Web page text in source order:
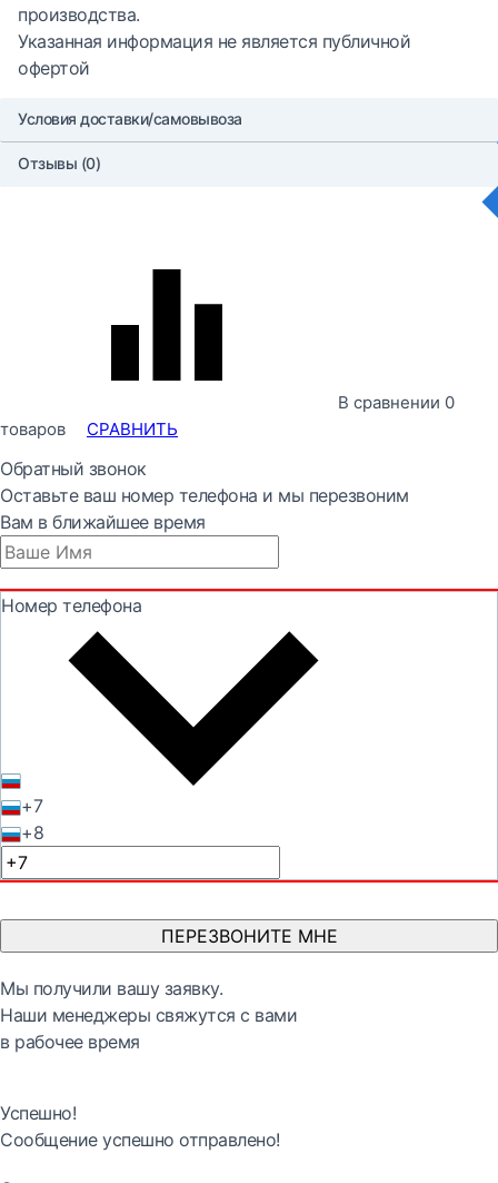
производства.
Указанная информация не является публичной
офертой
Условия доставки/самовывоза
Отзывы (0)
В сравнении 0
товаров
СРАВНИТЬ
Обратный звонок
Оставьте ваш номер телефона и мы перезвоним
Вам в ближайшее время
Номер телефона
+7
+8
ПЕРЕЗВОНИТЕ МНЕ
Мы получили вашу заявку.
Наши менеджеры свяжутся с вами
в рабочее время
Успешно!
Сообщение успешно отправлено!